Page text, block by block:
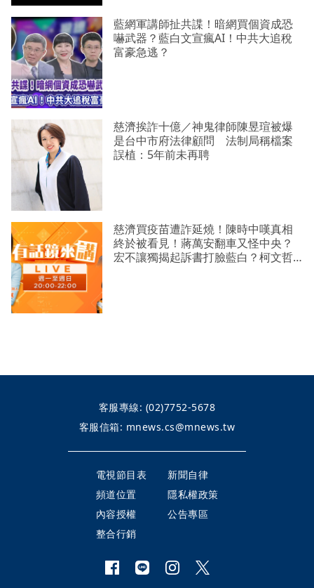
藍網軍講師扯共諜！暗網買個資成恐
嚇武器？藍白文宣瘋AI！中共大追稅
富豪急逃？
慈濟挨詐十億／神鬼律師陳昱瑄被爆
是台中市府法律顧問 法制局稱檔案
誤植：5年前未再聘
慈濟買疫苗遭詐延燒！陳時中嘆真相
終於被看見！蔣萬安翻車又怪中央？
宏不讓獨揭起訴書打臉藍白？柯文哲
客服專線: (02)7752-5678
客服信箱: mnews.cs@mnews.tw
電視節目表
新聞自律
頻道位置
隱私權政策
內容授權
公告專區
整合行銷